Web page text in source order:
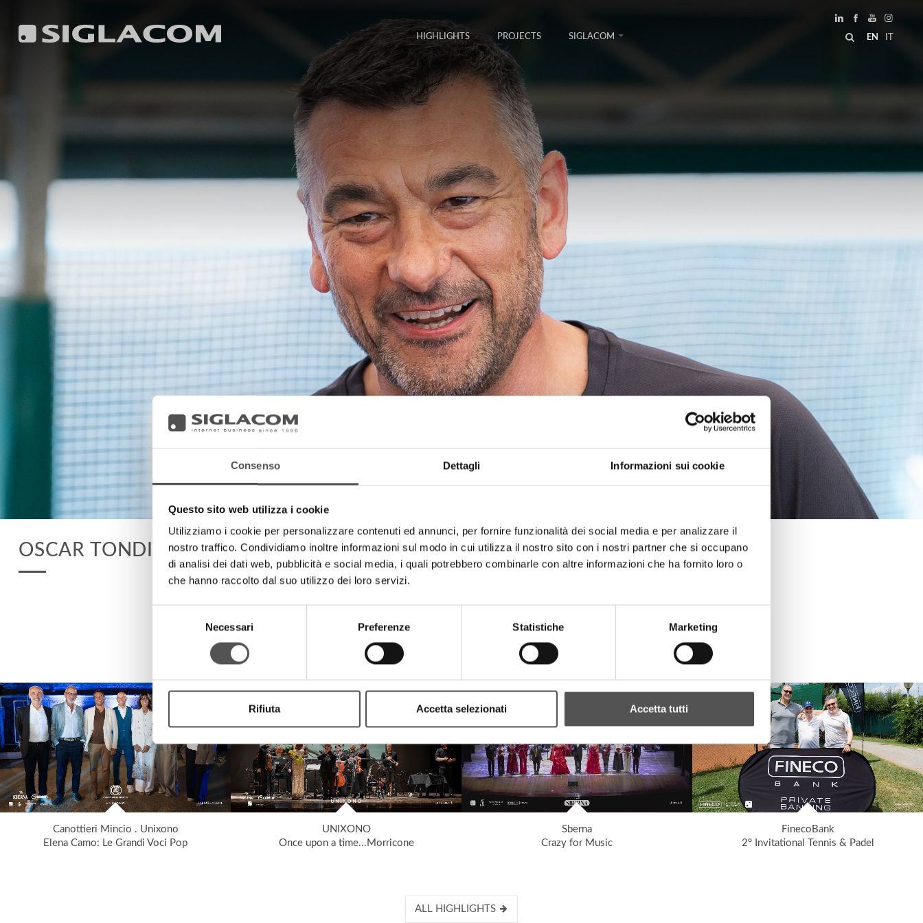
Consenso Dettagli Informazioni sui cookie
Questo sito web utilizza i cookie
Utilizziamo i cookie per personalizzare contenuti ed annunci, per fornire funzionalità dei social media e per analizzare il
nostro traffico. Condividiamo inoltre informazioni sul modo in cui utilizza il nostro sito con i nostri partner che si occupano
di analisi dei dati web, pubblicità e social media, i quali potrebbero combinarle con altre informazioni che ha fornito loro o
che hanno raccolto dal suo utilizzo dei loro servizi.
Necessari Preferenze Statistiche Marketing
Rifiuta Accetta selezionati Accetta tutti
EN
HIGHLIGHTS PROJECTS SIGLACOM
OSCAR TONDINI
HIGHLIGHTS
Canottieri Mincio . Unixono
Elena Camo: Le Grandi Voci Pop
UNIXONO
Once upon a time...Morricone
Sberna
Crazy for Music
FinecoBank
2° Invitational Tennis & Padel
ALL HIGHLIGHTS